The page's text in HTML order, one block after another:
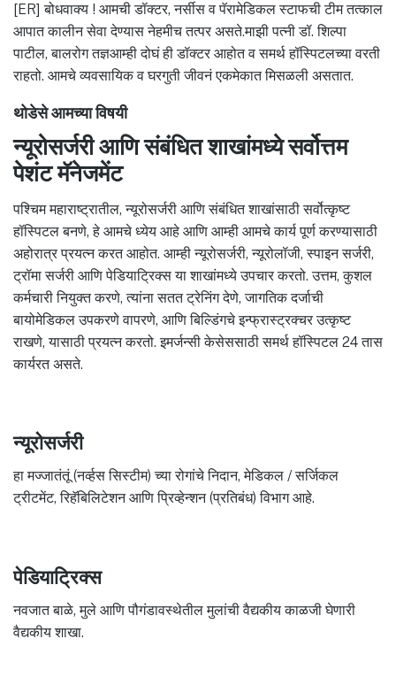
[ER] बोधवाक्य ! आमची डॉक्टर, नर्सीस व पॅरामेडिकल स्टाफची टीम तत्काल
आपात कालीन सेवा देण्यास नेहमीच तत्पर असते.माझी पत्नी डॉ. शिल्पा
पाटील, बालरोग तज्ञआम्ही दोघं ही डॉक्टर आहोत व समर्थ हॉस्पिटलच्या वरती
राहतो. आमचे व्यवसायिक व घरगुती जीवनं एकमेकात मिसळली असतात.
थोडेसे आमच्या विषयी
न्यूरोसर्जरी आणि संबंधित शाखांमध्ये सर्वोत्तम
पेशंट मॅनेजमेंट
पश्चिम महाराष्ट्रातील, न्यूरोसर्जरी आणि संबंधित शाखांसाठी सर्वोत्कृष्ट
हॉस्पिटल बनणे, हे आमचे ध्येय आहे आणि आम्ही आमचे कार्य पूर्ण करण्यासाठी
अहोरात्र प्रयत्न करत आहोत. आम्ही न्यूरोसर्जरी, न्यूरोलॉजी, स्पाइन सर्जरी,
ट्रॉमा सर्जरी आणि पेडियाट्रिक्स या शाखांमध्ये उपचार करतो. उत्तम, कुशल
कर्मचारी नियुक्त करणे, त्यांना सतत ट्रेनिंग देणे, जागतिक दर्जाची
बायोमेडिकल उपकरणे वापरणे, आणि बिल्डिंगचे इन्फ्रास्ट्रक्चर उत्कृष्ट
राखणे, यासाठी प्रयत्न करतो. इमर्जन्सी केसेससाठी समर्थ हॉस्पिटल 24 तास
कार्यरत असते.
न्यूरोसर्जरी
हा मज्जातंतूं (नर्व्हस सिस्टीम) च्या रोगांचे निदान, मेडिकल / सर्जिकल
ट्रीटमेंट, रिहॅबिलिटेशन आणि प्रिव्हेन्शन (प्रतिबंध) विभाग आहे.
पेडियाट्रिक्स
नवजात बाळे, मुले आणि पौगंडावस्थेतील मुलांची वैद्यकीय काळजी घेणारी
वैद्यकीय शाखा.